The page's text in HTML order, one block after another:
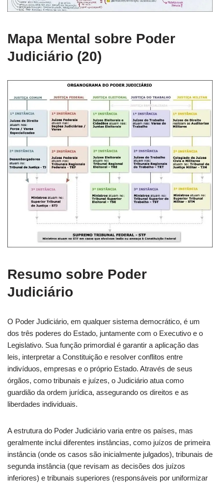
Mapa Mental sobre Poder
Judiciário (20)
Resumo sobre Poder
Judiciário
O Poder Judiciário, em qualquer sistema democrático, é um
dos três poderes do Estado, juntamente com o Executivo e o
Legislativo. Sua função primordial é garantir a aplicação das
leis, interpretar a Constituição e resolver conflitos entre
indivíduos, empresas e o próprio Estado. Através de seus
órgãos, como tribunais e juízes, o Judiciário atua como
guardião da ordem jurídica, assegurando os direitos e as
liberdades individuais.
A estrutura do Poder Judiciário varia entre os países, mas
geralmente inclui diferentes instâncias, como juízos de primeira
instância (onde os casos são inicialmente julgados), tribunais de
segunda instância (que revisam as decisões dos juízos
inferiores) e tribunais superiores (responsáveis por uniformizar